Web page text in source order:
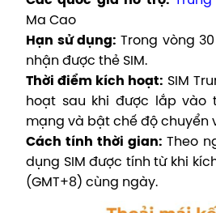
Ma Cao
Hạn sử dụng: Trong vòng
nhận được thẻ SIM.
Thời điểm kích hoạt: SIM
hoạt sau khi được lắp vào
mạng và bật chế độ chuyển
Cách tính thời gian: Theo
dụng SIM được tính từ khi
(GMT+8) cùng ngày.